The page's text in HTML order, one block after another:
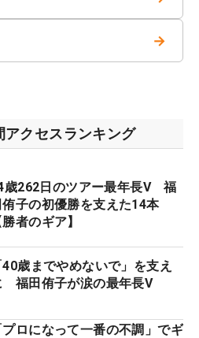
→
アクセスランキング
歳262日のツアー最年長V 福
侑子の初優勝を支えた14本
勝者のギア】
40歳までやめないで」を支え
福田侑子が涙の最年長V
プロになって一番の不調」でギ